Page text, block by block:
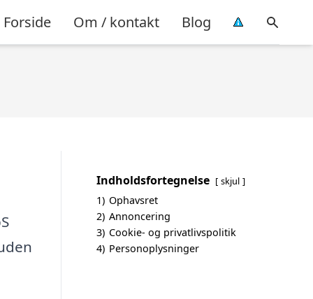
Forside Om / kontakt Blog
Indholdsfortegnelse skjul
1) Ophavsret
2) Annoncering
3) Cookie- og privatlivspolitik
4) Personoplysninger